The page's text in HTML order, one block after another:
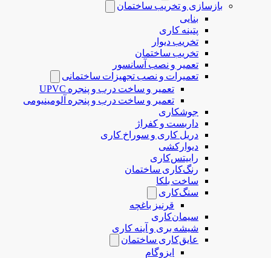
بازسازی و تخریب ساختمان
بنایی
پتینه کاری
تخریب دیوار
تخریب ساختمان
تعمیر و نصب آسانسور
تعمیرات و نصب تجهیزات ساختمانی
تعمیر و ساخت درب و پنجره UPVC
تعمیر و ساخت درب و پنجره آلومینیومی
جوشکاری
داربست و کفراژ
دریل کاری و سوراخ کاری
دیوارکشی
رابیتس‌کاری
رنگ‌کاری ساختمان
ساخت بلکا
سنگ‌کاری
قرنیز باغچه
سیمان‌کاری
شیشه بری و آینه کاری
عایق‌کاری ساختمان
ایزوگام